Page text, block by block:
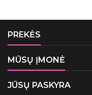
PREKĖS
MŪSŲ ĮMONĖ
JŪSŲ PASKYRA